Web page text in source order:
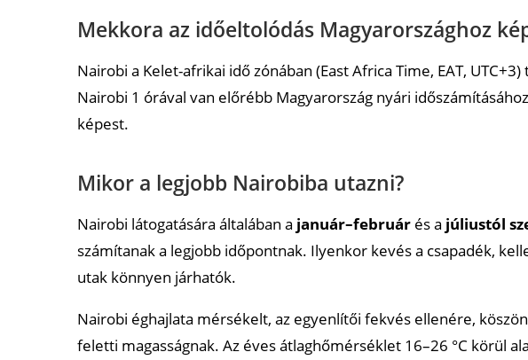
Élmények
Mik a kötelező látnivalók Nairobiban?
Melyek a legnépszerűbb ételek és italok Nairobiban?
Ajánlott cikkek
Mekkora az időeltolódás Magyarországhoz
Nairobi a Kelet-afrikai idő zónában (East Africa Time, EAT,
Nairobi 1 órával van előrébb Magyarország nyári
képest.
Mikor a legjobb Nairobiba utazni?
Nairobi látogatására általában a január–február és a júliustól
számítanak a legjobb időpontnak. Ilyenkor kevés a csapadék,
utak könnyen járhatók.
Nairobi éghajlata mérsékelt, az egyenlítői fekvés ellenére,
feletti magasságnak. Az éves átlaghőmérséklet 16–26 °C körül